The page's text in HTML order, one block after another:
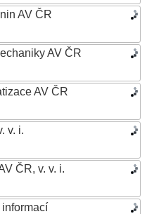
AV ČR
AV ČR
AV ČR
v. i.
ČR, v. v. i.